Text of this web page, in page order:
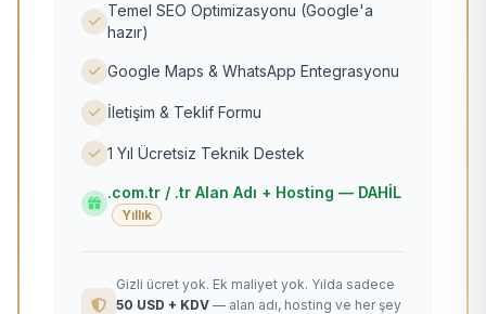
Temel SEO Optimizasyonu (Google'a
hazır)
Google Maps & WhatsApp Entegrasyonu
İletişim & Teklif Formu
1 Yıl Ücretsiz Teknik Destek
.com.tr / .tr Alan Adı + Hosting — DAHİL
Yıllık
Gizli ücret yok. Ek maliyet yok. Yılda sadece
50 USD + KDV — alan adı, hosting ve her şey